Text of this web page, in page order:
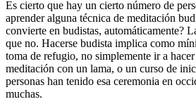
Es cierto que hay un cierto número de
aprender alguna técnica de meditación
convierte en budistas, automáticamente?
que no. Hacerse budista implica como
toma de refugio, no simplemente ir a
meditación con un lama, o un curso de
personas han tenido esa ceremonia en
muchas.